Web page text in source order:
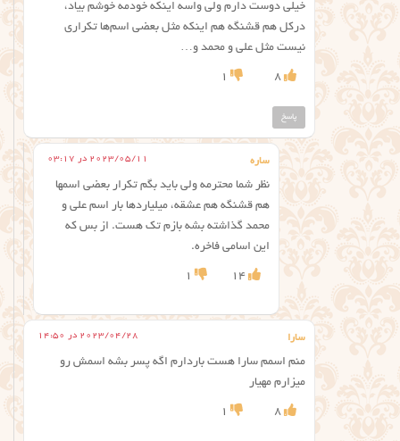
خیلی دوست دارم ولی واسه اینکه خودمه خوشم بیاد،
درکل هم قشنگه هم اینکه مثل بعضی اسم‌ها تکراری
نیست مثل علی و محمد و…
8
1
پاسخ
ساره 2023/05/11 در 03:17
نظر شما محترمه ولی باید بگم تکرار بعضی اسمها
هم قشنگه هم عشقه، میلیاردها بار اسم علی و
محمد گذاشته بشه بازم تک هست. از بس که
این اسامی فاخره.
14
1
سارا 2023/04/28 در 14:50
منم اسمم سارا هست باردارم اگه پسر بشه اسمش رو
میزارم مهیار
8
1